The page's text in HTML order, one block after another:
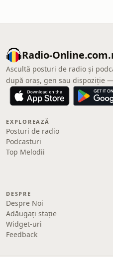
Radio-
Ascultă posturi de radio și
după oraș, gen sau dispoziție
EXPLOREAZĂ
Posturi de radio
Podcasturi
Top Melodii
DESPRE
Despre Noi
Adăugați stație
Widget-uri
Feedback